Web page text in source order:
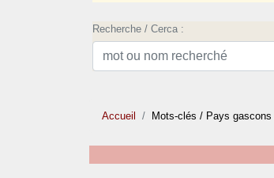
Recherche / Cerca :
Accueil Mots-clés / Pays gascons